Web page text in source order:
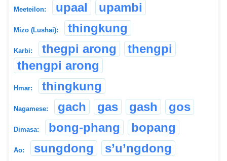
Meeteilon: upaal upambi
Mizo (Lushai): thingkung
Karbi: thegpi arong
thengpi
thengpi arong
Hmar: thingkung
Nagamese: gach gas gash gos
Dimasa: bong-phang bopang
Ao: sungdong s’u’ngdong